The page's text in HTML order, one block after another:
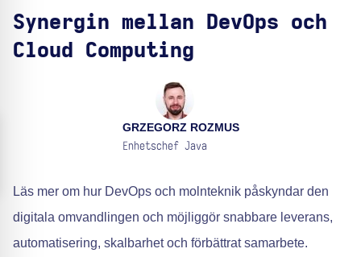
Synergin mellan DevOps och
Cloud Computing
GRZEGORZ ROZMUS
Enhetschef Java
Läs mer om hur DevOps och molnteknik påskyndar den
digitala omvandlingen och möjliggör snabbare leverans,
automatisering, skalbarhet och förbättrat samarbete.